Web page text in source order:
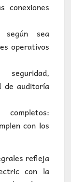
conexiones
sea
operativos
de auditoría
con los
refleja
con la